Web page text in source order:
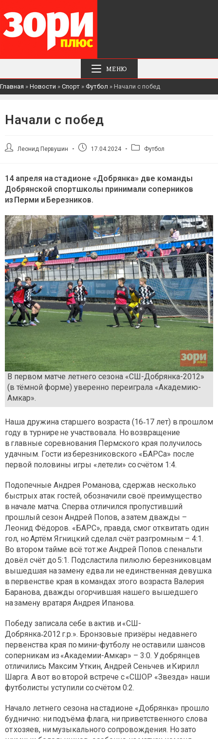
МЕНЮ
Главная » Новости » Спорт » Футбол » Начали с побед
Начали с побед
АвторЛеонид Первушин
Запись17.04.2024
Рубрика
Футбол
14 апреля на стадионе «Добрянка» две команды
Добрянской спортшколы принимали соперников
из Перми и Березников.
В первом матче летнего сезона «СШ-Добрянка-2012»
(в тёмной форме) уверенно переиграла «Академию-
Амкар».
Наша дружина старшего возраста (16‑17 лет) в прошлом
году в турнире не участвовала. Но возвращение
в главные соревнования Пермского края получилось
удачным. Гости из березниковского «БАРСа» после
первой половины игры «летели» со счётом 1:4.
Подопечные Андрея Романова, сдержав несколько
быстрых атак гостей, обозначили своё преимущество
в начале матча. Сперва отличился пропустивший
прошлый сезон Андрей Попов, а затем дважды –
Леонид Фёдоров. «БАРС», правда, смог отквитать один
гол, но Артём Ягницкий сделал счёт разгромным – 4:1.
Во втором тайме всё тот же Андрей Попов с пенальти
довёл счёт до 5:1. Подсластила пилюлю березниковцам
вышедшая на замену едва ли не единственная девушка
в первенстве края в командах этого возраста Валерия
Баранова, дважды огорчившая нашего вышедшего
на замену вратаря Андрея Ипанова.
Победу записала себе в актив и «СШ-
Добрянка‑2012 г.р.». Бронзовые призёры недавнего
первенства края по мини-футболу не оставили шансов
соперникам из «Академии-Амкар» – 3:0. У добрянцев
отличились Максим Уткин, Андрей Сеньчев и Кирилл
Шарга. А вот во второй встрече с «СШОР «Звезда» наши
футболисты уступили со счётом 0:2.
Начало летнего сезона на стадионе «Добрянка» прошло
буднично: ни подъёма флага, ни приветственного слова
от хозяев, ни музыкального сопровождения. Но зато